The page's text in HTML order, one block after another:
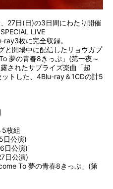
27日(日)の3日間にわたり開催
LIVE
枚に完全収録。
と開場中に配信したリョウガプ
夢の青春8きっぷ」(第一夜～
されたサプライズ楽曲「超
トした、4Blu-ray＆1CDの計5
5枚組
日公演)
日公演)
日公演)
To 夢の青春8きっぷ」(第